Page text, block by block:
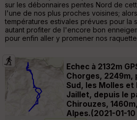
sur les débonnaires pentes Nord de
l'une de nos plus proches voisines;
températures estivales prévues pour la
autant profiter de l'encore bon
pour enfin aller y promener nos
Echec à 2132m
Chorges, 2249m,
Sud, les Molles et
Jaillet, depuis le
Chirouzes,
Alpes.(2021-01-